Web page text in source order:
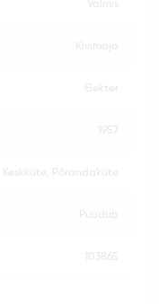
Valmis
Kivimaja
Elekter
1957
Keskküte, Põrandaküte
Puudub
103865